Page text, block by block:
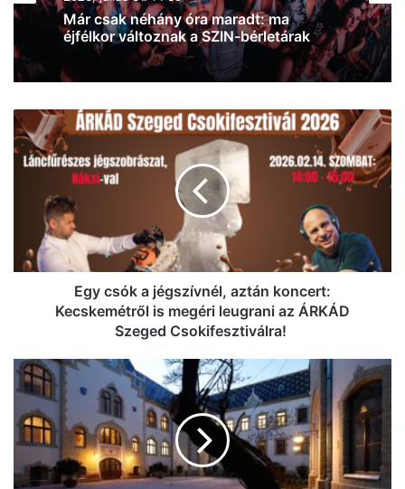
Miskovits Marci üzent nektek: már csak
péntek éjfélig érhetők el a jelenlegi
kedvezményes SZIN-bérletek! (videó)
Egy
csók
a
jégszívnél,
koncert:
Kecskemétről is
megéri
leugrani
Szeged Csokifesztiválra!
Egy csók a jégszívnél, aztán koncert:
Kecskemétről is megéri leugrani az ÁRKÁD
Szeged Csokifesztiválra!
Tavaszias
meleggel
folytatódik
a
hét,
csütörtökön
akár